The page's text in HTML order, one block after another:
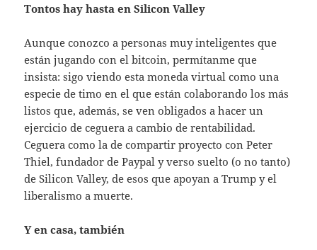
Tontos hay hasta en Silicon Valley
Aunque conozco a personas muy inteligentes que
están jugando con el bitcoin, permítanme que
insista: sigo viendo esta moneda virtual como una
especie de timo en el que están colaborando los más
listos que, además, se ven obligados a hacer un
ejercicio de ceguera a cambio de rentabilidad.
Ceguera como la de compartir proyecto con Peter
Thiel, fundador de Paypal y verso suelto (o no tanto)
de Silicon Valley, de esos que apoyan a Trump y el
liberalismo a muerte.
Y en casa, también